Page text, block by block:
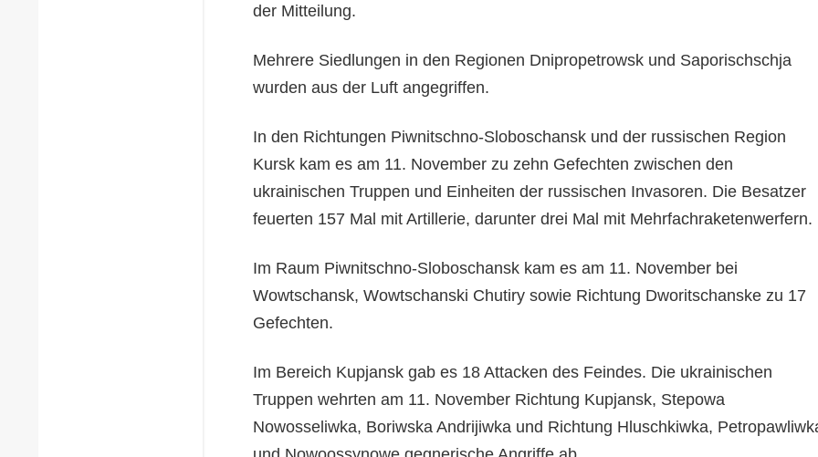
der Mitteilung.
Mehrere Siedlungen in den Regionen Dnipropetrowsk und Saporischschja
wurden aus der Luft angegriffen.
In den Richtungen Piwnitschno-Sloboschansk und der russischen Region
Kursk kam es am 11. November zu zehn Gefechten zwischen den
ukrainischen Truppen und Einheiten der russischen Invasoren. Die Besatzer
feuerten 157 Mal mit Artillerie, darunter drei Mal mit Mehrfachraketenwerfern.
Im Raum Piwnitschno-Sloboschansk kam es am 11. November bei
Wowtschansk, Wowtschanski Chutiry sowie Richtung Dworitschanske zu 17
Gefechten.
Im Bereich Kupjansk gab es 18 Attacken des Feindes. Die ukrainischen
Truppen wehrten am 11. November Richtung Kupjansk, Stepowa
Nowosseliwka, Boriwska Andrijiwka und Richtung Hluschkiwka,